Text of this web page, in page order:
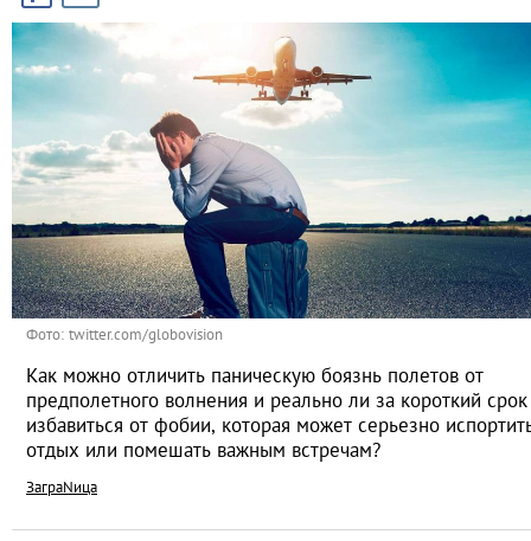
Фото: twitter.com/globovision
Как можно отличить паническую боязнь полетов от
предполетного волнения и реально ли за короткий срок
избавиться от фобии, которая может серьезно
отдых или помешать важным встречам?
ЗаграNица